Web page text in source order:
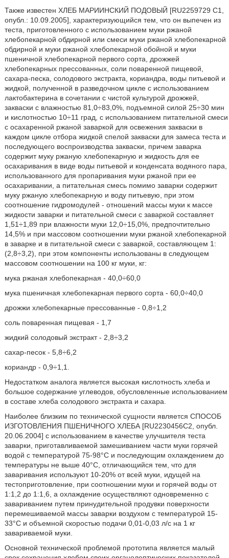
Также известен ХЛЕБ МАРИИНСКИЙ ПОДОВЫЙ [RU2259729 C1,
опубл.: 10.09.2005], характеризующийся тем, что он выпечен из
теста, приготовленного с использованием муки ржаной
хлебопекарной обдирной или смеси муки ржаной хлебопекарной
обдирной и муки ржаной хлебопекарной обойной и муки
пшеничной хлебопекарной первого сорта, дрожжей
хлебопекарных прессованных, соли поваренной пищевой,
сахара-песка, солодового экстракта, кориандра, воды питьевой и
жидкой, полученной в разведочном цикле с использованием
лактобактерина в сочетании с чистой культурой дрожжей,
закваски с влажностью 81,0÷83,0%, подъемной силой 25÷30 мин
и кислотностью 10÷11 град, с использованием питательной смеси
с осахаренной ржаной заваркой для освежения закваски в
каждом цикле отбора жидкой спелой закваски для замеса теста и
последующего воспроизводства закваски, причем заварка
содержит муку ржаную хлебопекарную и жидкость для ее
осахаривания в виде воды питьевой и конденсата водяного пара,
использованного для пропаривания муки ржаной при ее
осахаривании, а питательная смесь помимо заварки содержит
муку ржаную хлебопекарную и воду питьевую, при этом
соотношение гидромодулей - отношений массы муки к массе
жидкости заварки и питательной смеси с заваркой составляет
1,51÷1,89 при влажности муки 12,0÷15,0%, предпочтительно
14,5% и при массовом соотношении муки ржаной хлебопекарной
в заварке и в питательной смеси с заваркой, составляющем 1:
(2,8÷3,2), при этом компоненты использованы в следующем
массовом соотношении на 100 кг муки, кг:
мука ржаная хлебопекарная - 40,0÷60,0
мука пшеничная хлебопекарная первого сорта - 60,0÷40,0
дрожжи хлебопекарные прессованные - 0,8÷1,2
соль поваренная пищевая - 1,7
жидкий солодовый экстракт - 2,8÷3,2
сахар-песок - 5,8÷6,2
кориандр - 0,9÷1,1.
Недостатком аналога является высокая кислотность хлеба и
большое содержание углеводов, обусловленные использованием
в составе хлеба солодового экстракта и сахара.
Наиболее близким по технической сущности является СПОСОБ
ИЗГОТОВЛЕНИЯ ПШЕНИЧНОГО ХЛЕБА [RU2230456C2, опубл.
20.06.2004] с использованием в качестве улучшителя теста
заварки, приготавливаемой замешиванием части муки горячей
водой с температурой 75-98°С и последующим охлаждением до
температуры не выше 40°С, отличающийся тем, что для
заваривания используют 10-20% от всей муки, идущей на
тестоприготовление, при соотношении муки и горячей воды от
1:1,2 до 1:1,6, а охлаждение осуществляют одновременно с
завариванием путем принудительной продувки поверхности
перемешиваемой массы заварки воздухом с температурой 15-
33°С и объемной скоростью подачи 0,01-0,03 л/с на 1 кг
завариваемой муки.
Основной технической проблемой прототипа является малый